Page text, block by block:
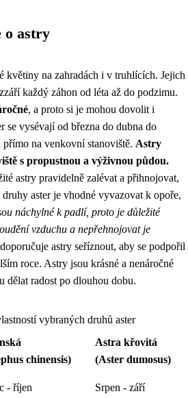
o astry
květiny na zahradách i v truhlících. Jejich
každý záhon od léta až do podzimu.
, a proto si je mohou dovolit i
se vysévají od března do dubna do
na venkovní stanoviště. Astry
s propustnou a výživnou půdou.
astry pravidelně zalévat a přihnojovat,
aster je vhodné vyvazovat k opoře,
náchylné k padlí, proto je důležité
vzduchu a nepřehnojovat je
astry seříznout, aby se podpořil
roce. Astry jsou krásné a nenáročné
dělat radost po dlouhou dobu.
vybraných druhů aster
chinensis)
Astra křovitá
(Aster dumosus)
- říjen Srpen - září